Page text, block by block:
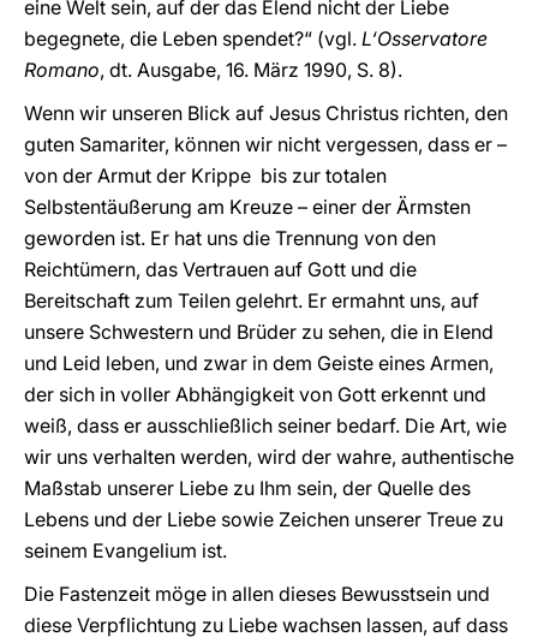
eine Welt sein, auf der das Elend nicht der Liebe
begegnete, die Leben spendet?“ (vgl. L‘Osservatore
Romano, dt. Ausgabe, 16. März 1990, S. 8).
Wenn wir unseren Blick auf Jesus Christus richten, den
guten Samariter, können wir nicht vergessen, dass er –
von der Armut der Krippe bis zur totalen
Selbstentäußerung am Kreuze – einer der Ärmsten
geworden ist. Er hat uns die Trennung von den
Reichtümern, das Vertrauen auf Gott und die
Bereitschaft zum Teilen gelehrt. Er ermahnt uns, auf
unsere Schwestern und Brüder zu sehen, die in Elend
und Leid leben, und zwar in dem Geiste eines Armen,
der sich in voller Abhängigkeit von Gott erkennt und
weiß, dass er ausschließlich seiner bedarf. Die Art, wie
wir uns verhalten werden, wird der wahre, authentische
Maßstab unserer Liebe zu Ihm sein, der Quelle des
Lebens und der Liebe sowie Zeichen unserer Treue zu
seinem Evangelium ist.
Die Fastenzeit möge in allen dieses Bewusstsein und
diese Verpflichtung zu Liebe wachsen lassen, auf dass